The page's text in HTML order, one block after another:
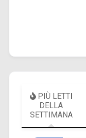
PIÙ LETTI
DELLA
SETTIMANA